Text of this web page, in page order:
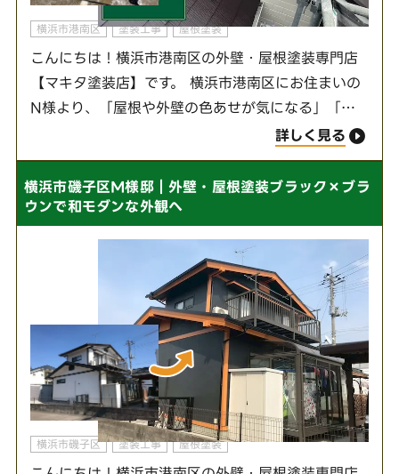
横浜市港南区 塗装工事 屋根塗装
こんにちは！横浜市港南区の外壁・屋根塗装専門店
【マキタ塗装店】です。 横浜市港南区にお住まいの
N様より、「屋根や外壁の色あせが気になる」「夏
場の暑さ対策もしたい」とご相談をいただきまし
た。築年数の経過とともにメンテナンスの時期を感
じ…
詳しく見る
横浜市磯子区M様邸｜外壁・屋根塗装ブラック×ブラ
ウンで和モダンな外観へ
横浜市磯子区 塗装工事 屋根塗装